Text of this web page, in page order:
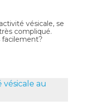
vésicale, se
compliqué.